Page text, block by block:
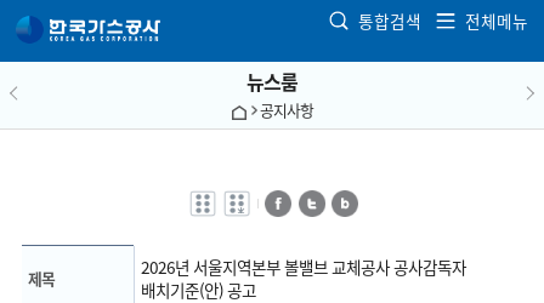
통합검색 전체메뉴
뉴스룸
공지사항
전자점자
바로보기
전자점자
다운로드
페이스북트위터블로그
제목
2026년 서울지역본부 볼밸브 교체공사 공사감독자
배치기준(안) 공고